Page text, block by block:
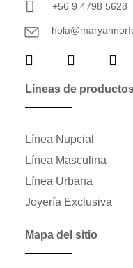
+56 9 4798 5628
Líneas de
Línea Nupcial
Línea Masculina
Línea Urbana
Joyería Exclusiva
Mapa del sitio